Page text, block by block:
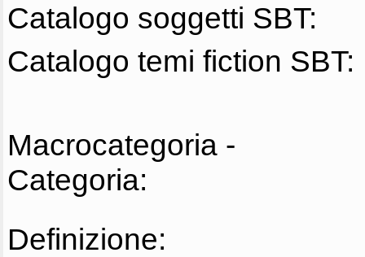
Catalogo soggetti SBT:
Catalogo temi fiction SBT:
Macrocategoria -
Categoria:
Definizione: